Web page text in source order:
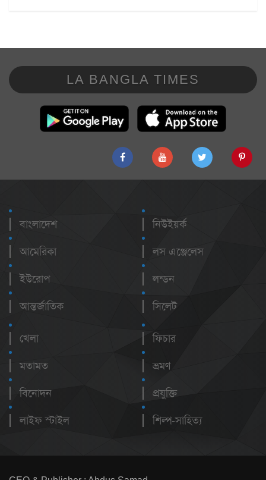
LA BANGLA TIMES
বাংলাদেশ
আমেরিকা
ইউরোপ
আন্তর্জাতিক
নিউইয়র্ক
লস এঞ্জেলেস
লন্ডন
সিলেট
খেলা
মতামত
বিনোদন
লাইফ স্টাইল
ফিচার
ভ্রমণ
প্রযুক্তি
শিল্প-সাহিত্য